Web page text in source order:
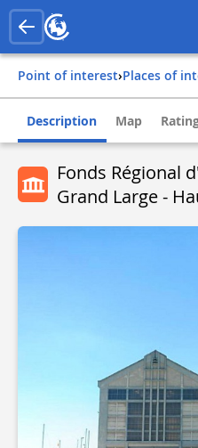
Point of interest› Places of
Description Map
Fonds Régional
Grand Large -